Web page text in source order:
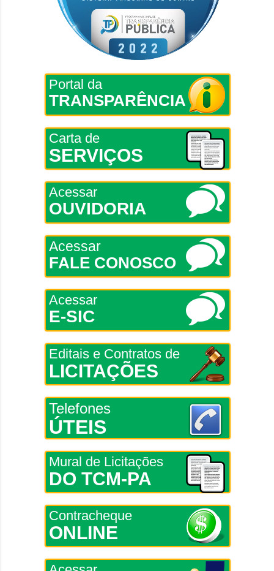
Portal da
TRANSPARÊNCIA
Carta de
SERVIÇOS
Acessar
OUVIDORIA
Acessar
FALE CONOSCO
Acessar
E-SIC
Editais e Contratos de
LICITAÇÕES
Telefones
ÚTEIS
Mural de Licitações
DO TCM-PA
Contracheque
ONLINE